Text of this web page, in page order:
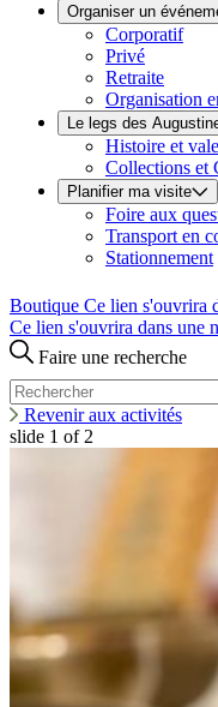
Organiser un
Corporatif
Privé
Retraite
Organisation
Le legs des
Histoire et
Collections et
Planifier ma visite
Foire aux
Transport en
Stationnement
Boutique Ce lien s'ouvrira
Ce lien s'ouvrira dans une
Faire une recherche
Revenir aux activités
slide 1 of 2